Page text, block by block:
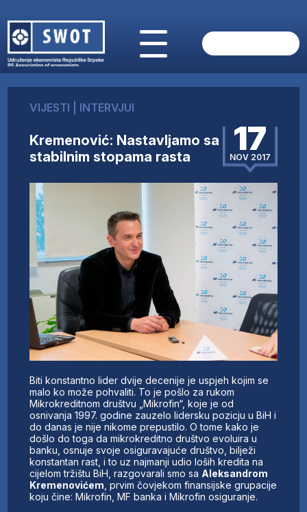
O NAMA
AKTUELNO
ANALIZE
FINANSIJE
IZ STRANIH MEDIJA
AKTIVNOSTI
SWOT INTERVJU
UČLANI SE
KONTAKT
VIJESTI INTERVJUI
Kremenović: Nastavljamo sa
stabilnim stopama rasta
17
NOV 2017
Biti konstantno lider dvije decenije je uspjeh kojim se
malo ko može pohvaliti. To je pošlo za rukom
Mikrokreditnom društvu „Mikrofin“, koje je od
osnivanja 1997. godine zauzelo lidersku pozicju u BiH i
do danas je nije nikome prepustilo. O tome kako je
došlo do toga da mikrokreditno društvo evoluira u
banku, osnuje svoje osiguravajuće društvo, bilježi
konstantan rast, i to uz najmanji udio loših kredita na
cijelom tržištu BiH, razgovarali smo sa Aleksandrom
Kremenovićem, prvim čovjekom finansijske grupacije
koju čine: Mikrofin, MF banka i Mikrofin osiguranje.